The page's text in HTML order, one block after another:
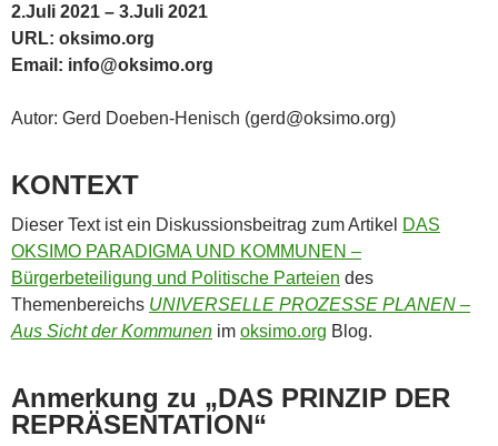
2.Juli 2021 – 3.Juli 2021
URL: oksimo.org
Email: info@oksimo.org
Autor: Gerd Doeben-Henisch (gerd@oksimo.org)
KONTEXT
Dieser Text ist ein Diskussionsbeitrag zum Artikel DAS
OKSIMO PARADIGMA UND KOMMUNEN –
Bürgerbeteiligung und Politische Parteien des
Themenbereichs UNIVERSELLE PROZESSE PLANEN –
Aus Sicht der Kommunen im oksimo.org Blog.
Anmerkung zu „DAS PRINZIP DER
REPRÄSENTATION“